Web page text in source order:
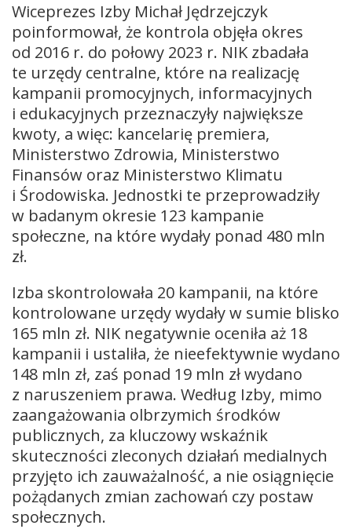
Wiceprezes Izby Michał Jędrzejczyk
poinformował, że kontrola objęła okres
od 2016 r. do połowy 2023 r. NIK zbadała
te urzędy centralne, które na realizację
kampanii promocyjnych, informacyjnych
i edukacyjnych przeznaczyły największe
kwoty, a więc: kancelarię premiera,
Ministerstwo Zdrowia, Ministerstwo
Finansów oraz Ministerstwo Klimatu
i Środowiska. Jednostki te przeprowadziły
w badanym okresie 123 kampanie
społeczne, na które wydały ponad 480 mln
zł.
Izba skontrolowała 20 kampanii, na które
kontrolowane urzędy wydały w sumie blisko
165 mln zł. NIK negatywnie oceniła aż 18
kampanii i ustaliła, że nieefektywnie wydano
148 mln zł, zaś ponad 19 mln zł wydano
z naruszeniem prawa. Według Izby, mimo
zaangażowania olbrzymich środków
publicznych, za kluczowy wskaźnik
skuteczności zleconych działań medialnych
przyjęto ich zauważalność, a nie osiągnięcie
pożądanych zmian zachowań czy postaw
społecznych.